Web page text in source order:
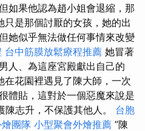
如果他認為趙小姐會退縮，那
只是那個討厭的女孩，她的出
她似乎無法做任何事情來改變
台中筋膜放鬆療程推薦 她冒著
人、為這座宮殿獻出自己的
在花園裡遇見了陳大師，一次
體貼，這對於一個惡魔來說是
陳志升，不保護其他人。 台胞
團隊 小型聚會外燴推薦 ”陳